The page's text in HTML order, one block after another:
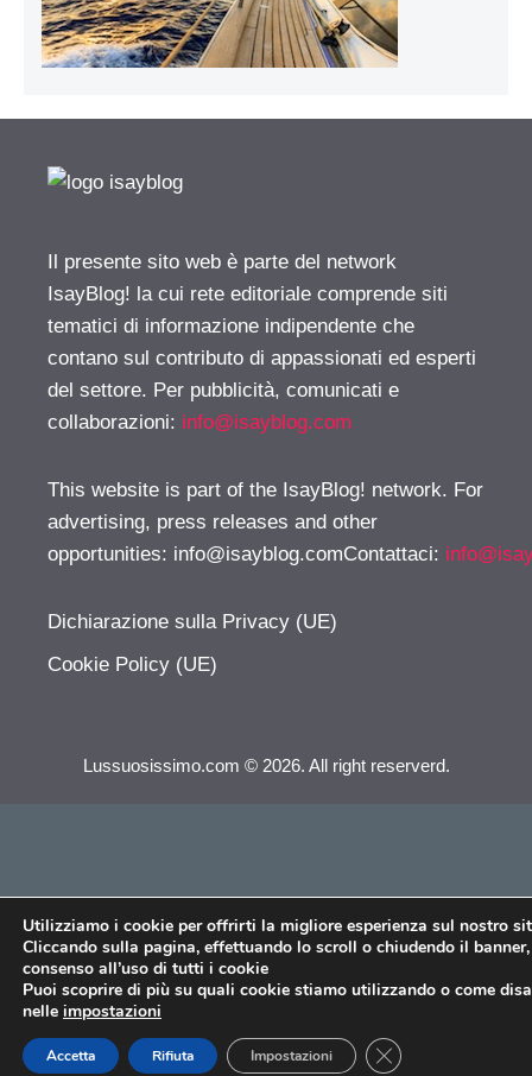
Il presente sito web è parte del network
IsayBlog! la cui rete editoriale comprende siti
tematici di informazione indipendente che
contano sul contributo di appassionati ed esperti
del settore. Per pubblicità, comunicati e
collaborazioni: info@isayblog.com
This website is part of the IsayBlog! network. For
advertising, press releases and other
opportunities: info@isayblog.comContattaci:
Dichiarazione sulla Privacy (UE)
Cookie Policy (UE)
Lussuosissimo.com © 2026. All right reserverd.
Utilizziamo i cookie per offrirti la migliore esperienza sul nostro
Cliccando sulla pagina, effettuando lo scroll o chiudendo il
consenso all’uso di tutti i cookie
Puoi scoprire di più su quali cookie stiamo utilizzando o come
nelle impostazioni
Accetta Rifiuta Impostazioni CLOSE GDPR